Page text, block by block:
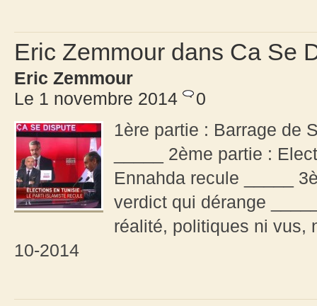
Eric Zemmour dans Ca Se
Eric Zemmour
Le 1 novembre 2014
0
1ère partie : Barrage de
_____ 2ème partie :
Ennahda recule _____
verdict qui dérange
réalité, politiques ni vus,
10-2014